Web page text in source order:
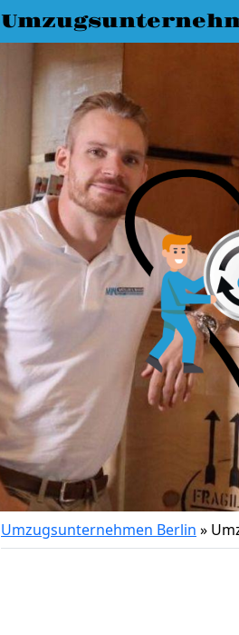
Umzugsunternehmen Berlin »